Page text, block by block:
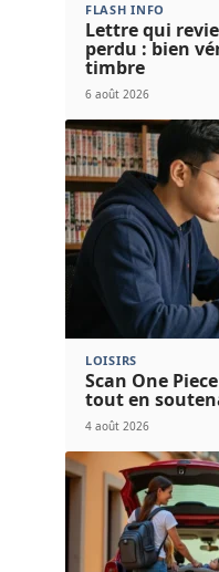
FLASH INFO
Lettre qui
perdu : bien
timbre
6 août 2026
LOISIRS
Scan One
tout en
4 août 2026